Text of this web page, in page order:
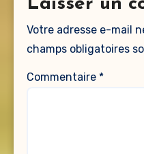
Votre adresse e-mail
champs obligatoires
Commentaire *